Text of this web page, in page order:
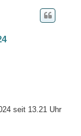
seit 13.21 Uhr